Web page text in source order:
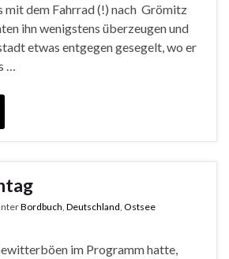
dem Fahrrad (!) nach Grömitz
ihn wenigstens überzeugen und
etwas entgegen gesegelt, wo er
Bordbuch Deutschland Ostsee
im Programm hatte,